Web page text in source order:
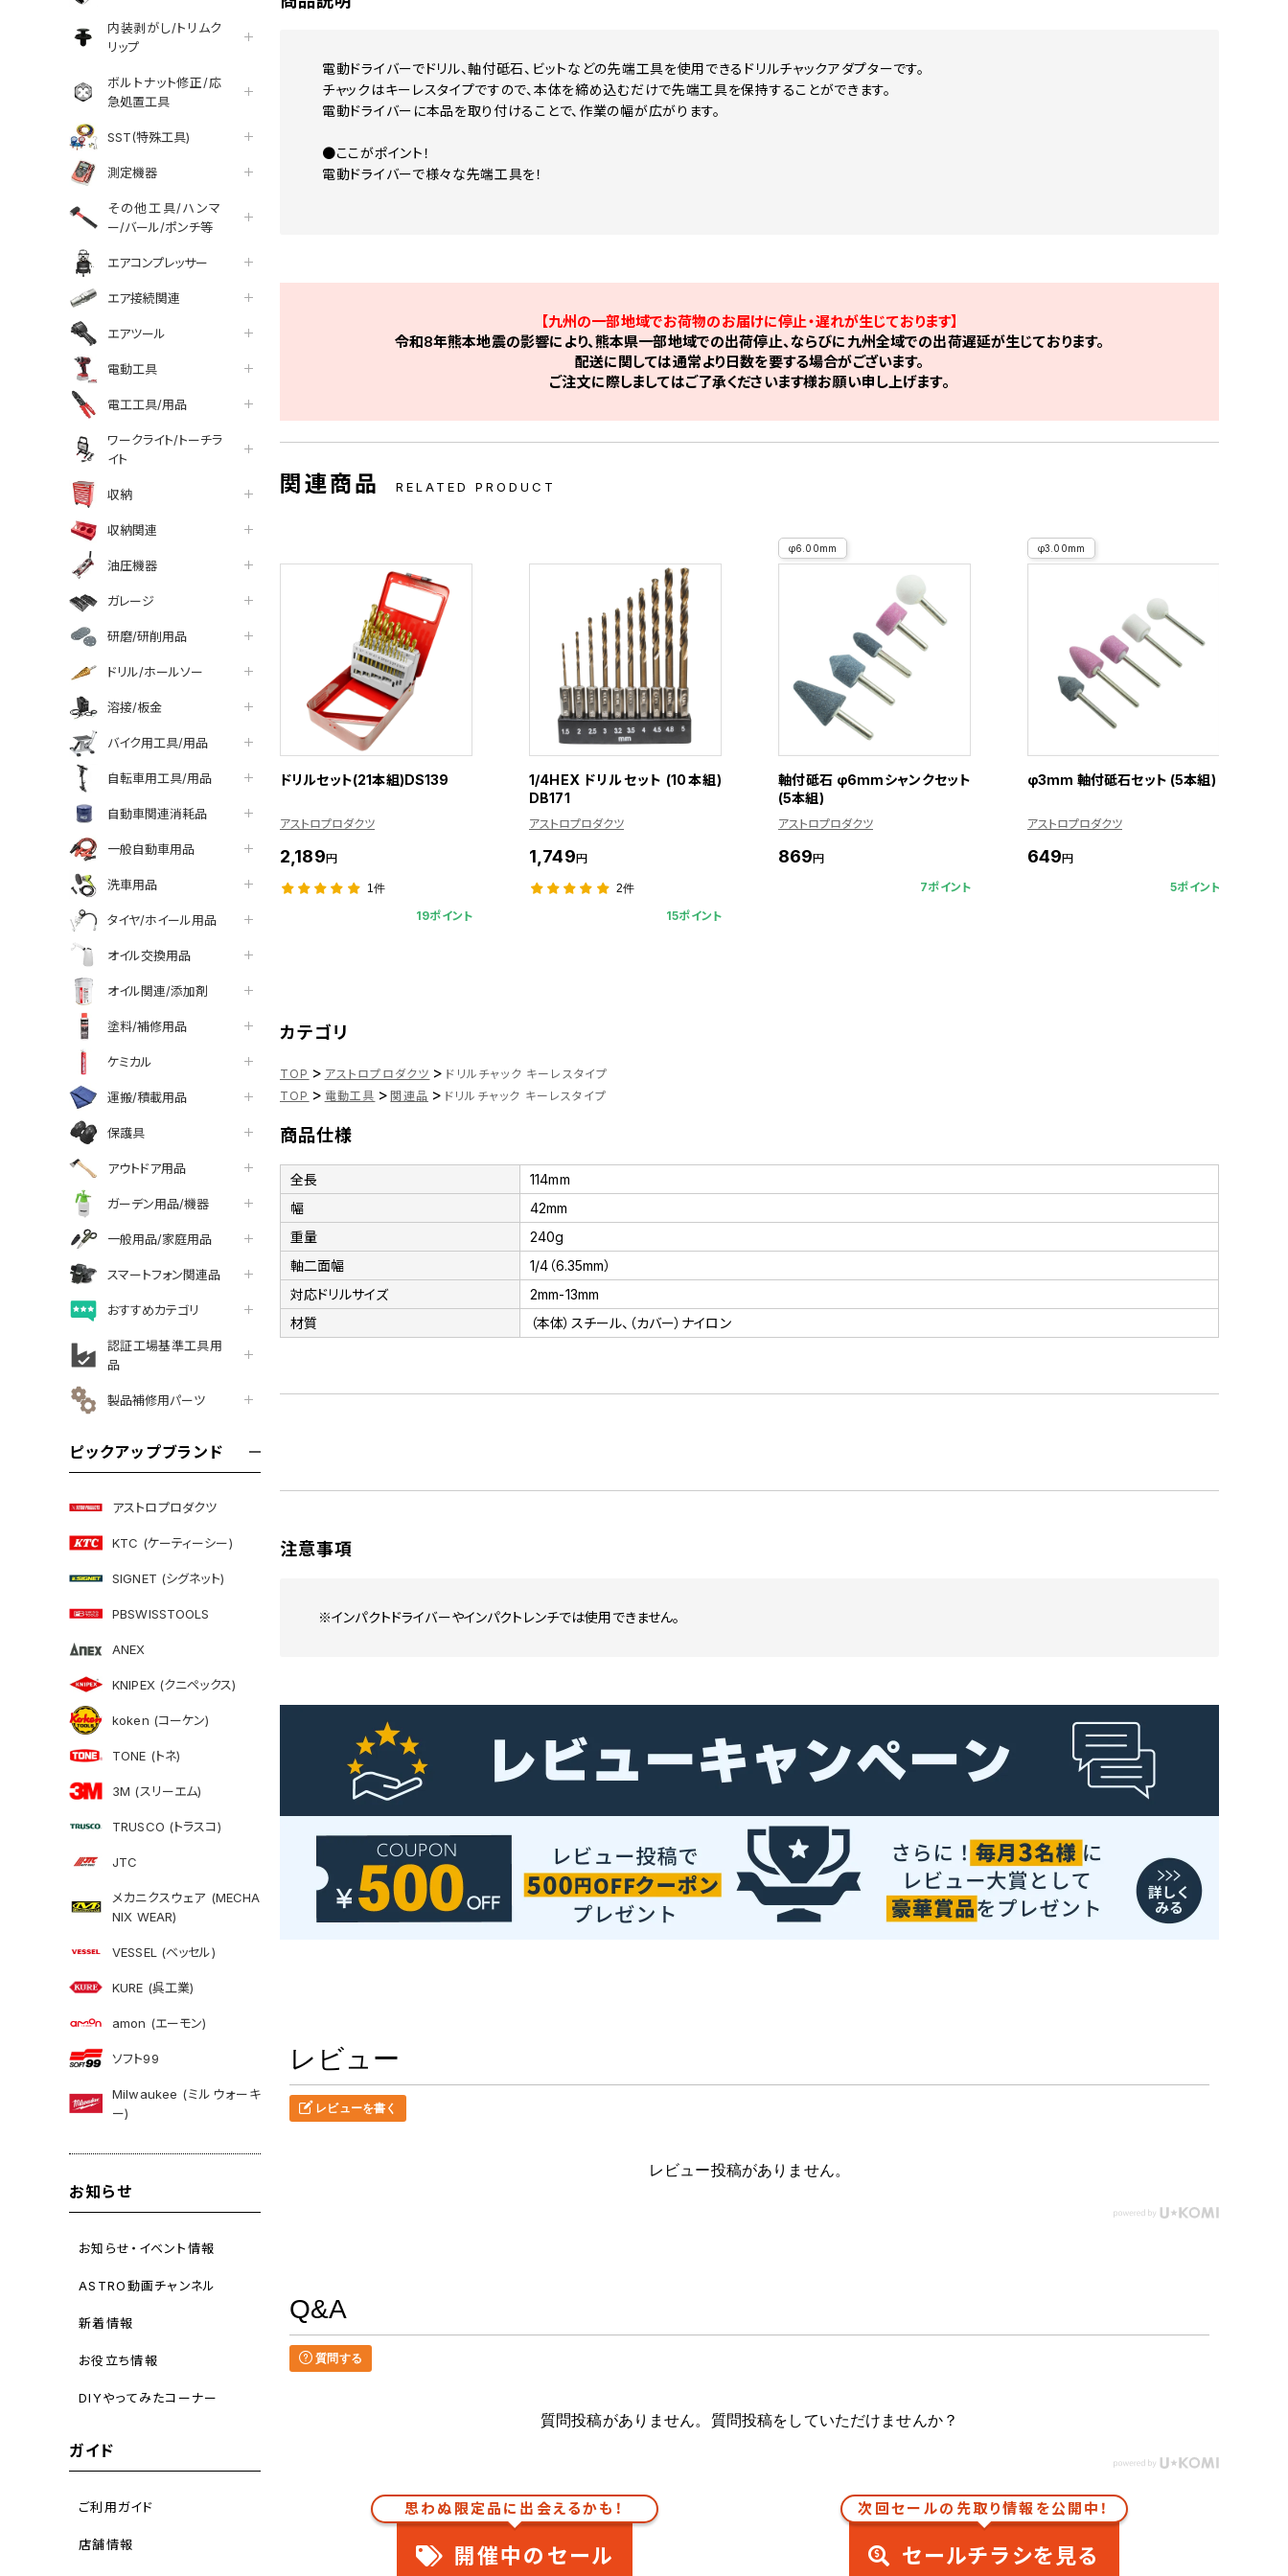
内装剥がし/トリムク
リップ
ボルトナット修正/応
急処置工具
SST(特殊工具)
測定機器
その他工具/ハンマ
ー/バール/ポンチ等
エアコンプレッサー
エア接続関連
エアツール
電動工具
電工工具/用品
ワークライト/トーチラ
イト
収納
収納関連
油圧機器
ガレージ
研磨/研削用品
ドリル/ホールソー
溶接/板金
バイク用工具/用品
自転車用工具/用品
自動車関連消耗品
一般自動車用品
洗車用品
タイヤ/ホイール用品
オイル交換用品
オイル関連/添加剤
塗料/補修用品
ケミカル
運搬/積載用品
保護具
アウトドア用品
ガーデン用品/機器
一般用品/家庭用品
スマートフォン関連品
おすすめカテゴリ
認証工場基準工具用
品
製品補修用パーツ
ピックアップブランド
アストロプロダクツ
KTC (ケーティーシー)
SIGNET (シグネット)
PBSWISSTOOLS
ANEX
KNIPEX (クニペックス)
koken (コーケン)
TONE (トネ)
3M (スリーエム)
TRUSCO (トラスコ)
JTC
メカニクスウェア (MECHA
NIX WEAR)
VESSEL (ベッセル)
KURE (呉工業)
amon (エーモン)
ソフト99
Milwaukee (ミルウォーキ
ー)
お知らせ
お知らせ・イベント情報
ASTRO動画チャンネル
新着情報
お役立ち情報
DIYやってみたコーナー
ガイド
ご利用ガイド
店舗情報
電動ドライバーでドリル、軸付砥石、ビットなどの先端工具を使用できるドリルチャックアダプターです。
チャックはキーレスタイプですので、本体を締め込むだけで先端工具を保持することができます。
電動ドライバーに本品を取り付けることで、作業の幅が広がります。
●ここがポイント！
電動ドライバーで様々な先端工具を！
【九州の一部地域でお荷物のお届けに停止・遅れが生じております】
令和8年熊本地震の影響により、熊本県一部地域での出荷停止、ならびに九州全域での出荷遅延が生じております。
配送に関しては通常より日数を要する場合がございます。
ご注文に際しましてはご了承くださいます様お願い申し上げます。
関連商品 RELATED PRODUCT
ドリルセット(21本組)DS139
アストロプロダクツ
2,189円
1件
19ポイント
1/4HEX ドリルセット (10本組)
DB171
アストロプロダクツ
1,749円
2件
15ポイント
φ6.00mm
軸付砥石 φ6mmシャンクセット
(5本組)
アストロプロダクツ
869円
7ポイント
φ3.00mm
φ3mm 軸付砥石セット (5本組)
アストロプロダクツ
649円
5ポイント
カテゴリ
TOP > アストロプロダクツ > ドリルチャック キーレスタイプ
TOP > 電動工具 > 関連品 > ドリルチャック キーレスタイプ
商品仕様
全長
114mm
幅
42mm
重量
240g
軸二面幅
1/4（6.35mm）
対応ドリルサイズ
2mm-13mm
材質
（本体）スチール、（カバー）ナイロン
注意事項
※インパクトドライバーやインパクトレンチでは使用できません。
レビュー
レビューを書く
レビュー投稿がありません。
Q&A
質問する
質問投稿がありません。質問投稿をしていただけませんか？
思わぬ限定品に出会えるかも！
開催中のセール
次回セールの先取り情報を公開中！
セールチラシを見る